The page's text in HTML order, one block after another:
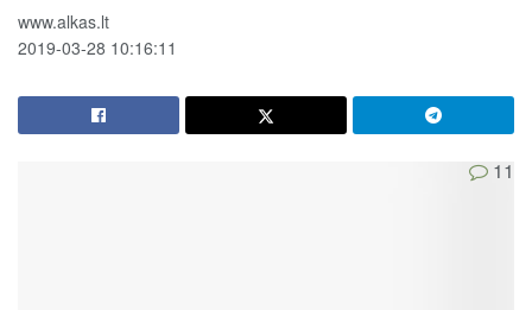
www.alkas.lt
2019-03-28 10:16:11
11